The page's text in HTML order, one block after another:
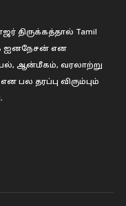
திருக்கத்தால் Tamil
ஐனநேசன் என
ஆன்மீகம், வரலாற்று
பல தரப்பு விரும்பும்